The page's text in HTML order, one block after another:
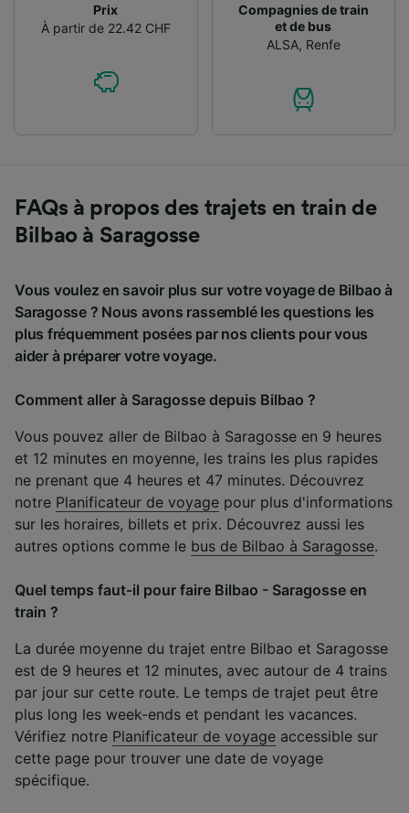
Prix
À partir de 22.42 CHF
Compagnies de train
et de bus
ALSA, Renfe
FAQs à propos des trajets en train de
Bilbao à Saragosse
Vous voulez en savoir plus sur votre voyage de Bilbao à
Saragosse ? Nous avons rassemblé les questions les
plus fréquemment posées par nos clients pour vous
aider à préparer votre voyage.
Comment aller à Saragosse depuis Bilbao ?
Vous pouvez aller de Bilbao à Saragosse en 9 heures
et 12 minutes en moyenne, les trains les plus rapides
ne prenant que 4 heures et 47 minutes. Découvrez
notre Planificateur de voyage pour plus d'informations
sur les horaires, billets et prix. Découvrez aussi les
autres options comme le bus de Bilbao à Saragosse.
Quel temps faut-il pour faire Bilbao - Saragosse en
train ?
La durée moyenne du trajet entre Bilbao et Saragosse
est de 9 heures et 12 minutes, avec autour de 4 trains
par jour sur cette route. Le temps de trajet peut être
plus long les week-ends et pendant les vacances.
Vérifiez notre Planificateur de voyage accessible sur
cette page pour trouver une date de voyage
spécifique.